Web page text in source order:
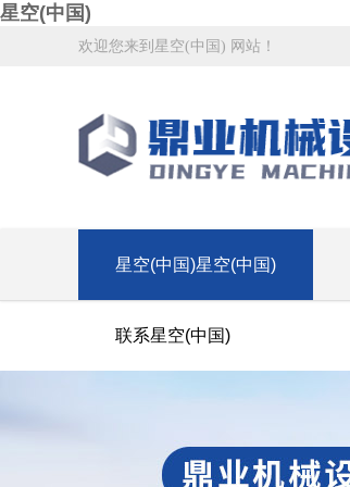
星空(中国)
欢迎您来到星空(中国) 网站！
星空(中国)星空(中国)
联系星空(中国)